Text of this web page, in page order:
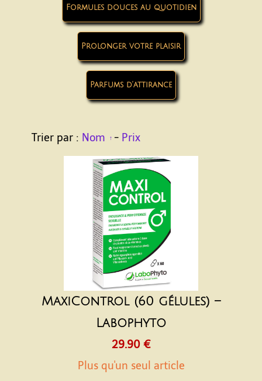
Formules douces au quotidien
Prolonger votre plaisir
Parfums d’attirance
Trier par : Nom - Prix
MaxiControl (60 gélules) –
Labophyto
29.90 €
Plus qu'un seul article